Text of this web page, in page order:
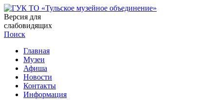
Версия для
слабовидящих
Поиск
Главная
Музеи
Афиша
Новости
Контакты
Информация